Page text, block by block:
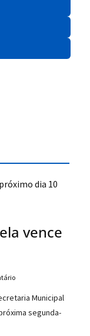
vence
Municipal
segunda-